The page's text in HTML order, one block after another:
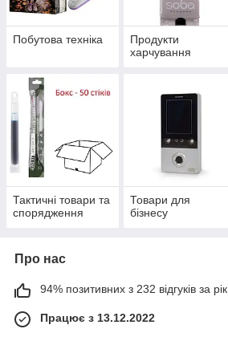
Побутова техніка
Продукти
харчування
Тактичні товари та
спорядження
Товари для
бізнесу
Про нас
94% позитивних з 232 відгуків за рік
Працює з 13.12.2022